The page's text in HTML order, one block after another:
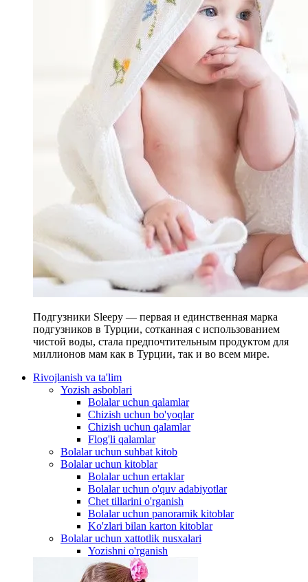
Подгузники Sleepy — первая и единственная марка
подгузников в Турции, сотканная с использованием
чистой воды, стала предпочтительным продуктом для
миллионов мам как в Турции, так и во всем мире.
Rivojlanish va ta'lim
Yozish asboblari
Bolalar uchun qalamlar
Chizish uchun bo'yoqlar
Chizish uchun qalamlar
Flog'li qalamlar
Bolalar uchun suhbat kitob
Bolalar uchun kitoblar
Bolalar uchun ertaklar
Bolalar uchun o'quv adabiyotlar
Chet tillarini o'rganish
Bolalar uchun panoramik kitoblar
Ko'zlari bilan karton kitoblar
Bolalar uchun xattotlik nusxalari
Yozishni o'rganish